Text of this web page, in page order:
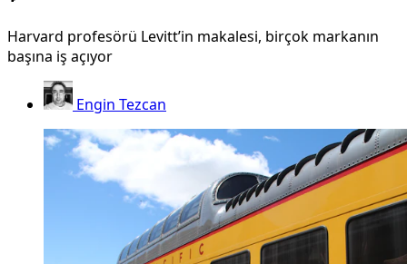
Harvard profesörü Levitt’in makalesi, birçok markanın
başına iş açıyor
Engin Tezcan